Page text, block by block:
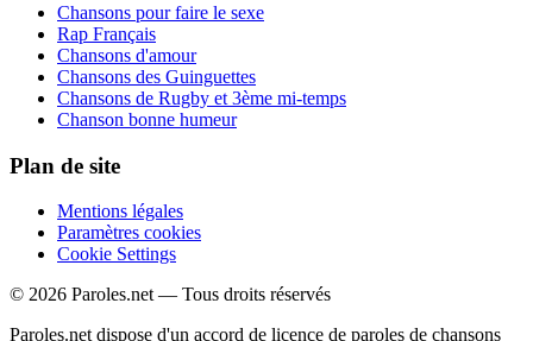
Chansons pour faire le sexe
Rap Français
Chansons d'amour
Chansons des Guinguettes
Chansons de Rugby et 3ème mi-temps
Chanson bonne humeur
Plan de site
Mentions légales
Paramètres cookies
Cookie Settings
© 2026 Paroles.net — Tous droits réservés
Paroles.net dispose d'un accord de licence de paroles de chansons